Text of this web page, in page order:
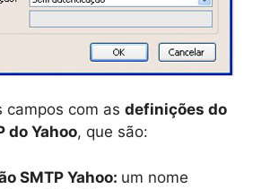
campos com as definições do
do Yahoo, que são:
SMTP Yahoo: um nome